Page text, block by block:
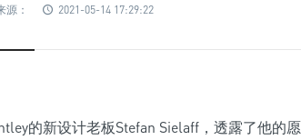
源： 2021-05-14 17:29:22
的新设计老板Stefan Sielaff，透露了他的